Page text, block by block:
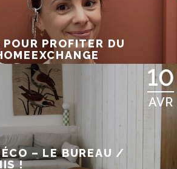
PROFITER DU
10
AVR
– LE BUREAU /
!